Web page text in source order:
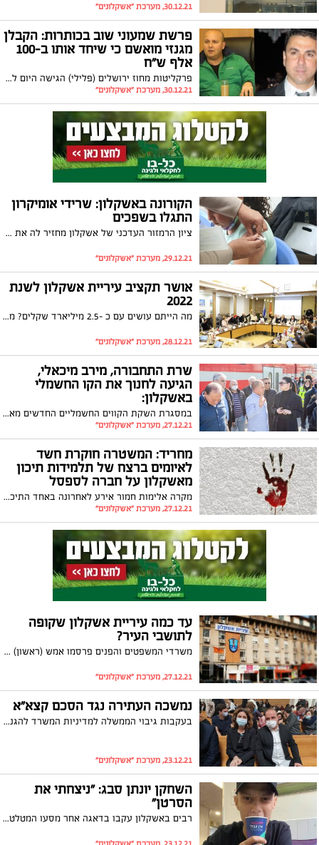
30.12.21, מערכת "אשקלונים"
פרשת שמעוני שוב בכותרות: הקבלן
מגנזי מואשם כי שיחד אותו ב-100
אלף ש"ח
פרקליטות מחוז ירושלים (פלילי) הגישה היום לבית המשפט המחוזי בעיר כתב אישום נגד גבי מגנזי (50) וחברת מגנזי תשתיות בע"מ בגין ביצוע עבירות שוחד, מרמה והפרת אמונים וקבלת דבר במרמה בנסיבות מחמירות. אחד האישומים מתייחס למתן שוחד לראש עיריית אשקלון לשעבר, איתמר שמעוני
30.12.21, מערכת "אשקלונים"
הקורונה באשקלון: שרידי אומיקרון
התגלו בשפכים
ציון הרמזור העדכני של אשקלון מחזיר לה את הצבע הירוק אולם לצד הבשורה המעודדת ישנן גם חדשות מדאיגות כאשר שרידים של וראינט האומיקרון התגלו בניטור קורונה בשפכים שנעשה בעיר. במקביל החל מבצע החיסונים בבתי הספר
29.12.21, מערכת "אשקלונים"
אושר תקציב עיריית אשקלון לשנת
2022
מה הייתם עושים עם כ -2.5 מיליארד שקלים? מועצת העיר אשקלון אישרה אמש (שני) את תקציב העירייה לשנה החדשה לקול מחאות האופוזיציה שהגדירה אותו: 'לחם ושעשועים'. ראש העירייה, תומר גלאם בירך: "התקציב יחזק את מעמדה של אשקלון ויציבו אותה בשורה הראשונה של הערים הגדולות והמפותחות בישראל".
28.12.21, מערכת "אשקלונים"
שרת התחבורה, מירב מיכאלי,
הגיעה לחנוך את הקו החשמלי
באשקלון:
במסגרת השקת הקווים החשמליים החדשים מאשקלון להרצליה, הגיעה היום (שני) שרת התחבורה, מירב מיכאלי, לתחנת הרכבת אשקלון. במהלך ביקורה ראש העירייה, תומר גלאם, העלה בפניה את הצורך בהפעלתו מחדש של הקו המהיר מאשקלון לתל אביב
27.12.21, מערכת "אשקלונים"
מחריד: המשטרה חוקרת חשד
לאיומים ברצח של תלמידות תיכון
מאשקלון על חברה לספסל
הלימודים
מקרה אלימות חמור אירע לאחרונה באחד התיכונים באשקלון כאשר תלמידות חטיבת ביניים כתבו בדם בשירותי בית הספר את שמה של תלמידה אחרת עם הכיתוב ז"ל. התלמידות זומנו לחקירה ושוחררו בתנאים מגבילים
27.12.21, מערכת "אשקלונים"
עד כמה עיריית אשקלון שקופה
לתושבי העיר?
משרדי המשפטים והפנים פרסמו אמש (ראשון) דוח הסוקר את יישום חוק חופש המידע ברשויות המקומיות בשנת 2020. כמה פניות תושבים נענו ומדוע ישנן פניות שטופלו רק לאחר ארבעה חודשים? עיריית אשקלון מציגה התקדמות לעומת 2019 אולם בהחלט יש מקום לשיפור
27.12.21, מערכת "אשקלונים"
נמשכה העתירה נגד הסכם קצא"א
בעקבות גיבוי הממשלה למדיניות המשרד להגנת הסביבה ארגוני הסביבה משכו את העתירה לבג"ץ בעניין הסכם קצא"א רד-מד. השרה להגנת הסביבה, תמר זנדברג: "לא ניתן לישראל להפוך לגשר נפט מסוכן ומזהם"
23.12.21, מערכת "אשקלונים"
השחקן יונתן סבג: "ניצחתי את
הסרטן"
רבים באשקלון עקבו בדאגה אחר מסעו המטלטל של השחקן האשקלוני, יונתן סבג, שחלה בסרטן. הערב (חמישי), הוא הודיע בהתרגשות כי המחלה מאחוריו